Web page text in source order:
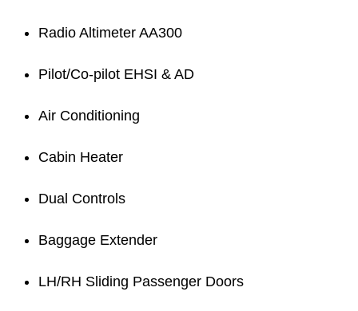
Radio Altimeter AA300
Pilot/Co-pilot EHSI & AD
Air Conditioning
Cabin Heater
Dual Controls
Baggage Extender
LH/RH Sliding Passenger Doors